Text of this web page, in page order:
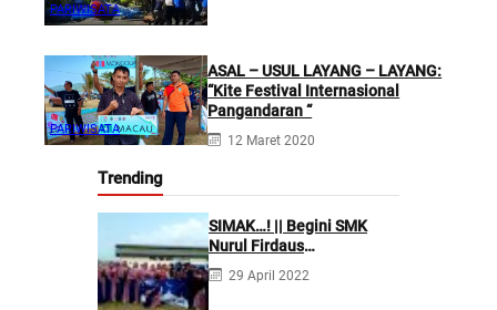
PARIWISATA
PARIWISATA
ASAL – USUL LAYANG – LAYANG:
“Kite Festival Internasional
Pangandaran “
12 Maret 2020
Trending
SIMAK…! || Begini SMK
Nurul Firdaus
Mengarahkan Siswanya
agar Menjadi Asisten
29 April 2022